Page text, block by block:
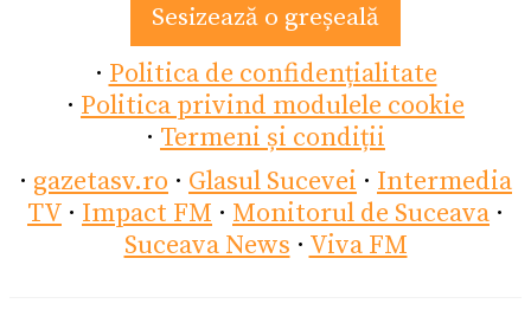
Sesizează o greșeală
· Politica de confidențialitate
· Politica privind modulele cookie
· Termeni și condiții
· gazetasv.ro · Glasul Sucevei · Intermedia
TV · Impact FM · Monitorul de Suceava ·
Suceava News · Viva FM